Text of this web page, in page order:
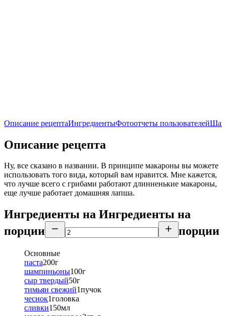
Описание рецептаИнгредиентыФотоотчеты пользователей
Описание рецепта
Ну, все сказано в названии. В принципе макароны вы можете
использовать того вида, который вам нравится. Мне кажется,
что лучше всего с грибами работают длинненькие макароны,
еще лучше работает домашняя лапша.
Ингредиенты на Ингредиенты на
порции
порции
Основные
паста200г
шампиньоны100г
сыр твердый50г
тимьян свежий1пучок
чеснок1головка
сливки150мл